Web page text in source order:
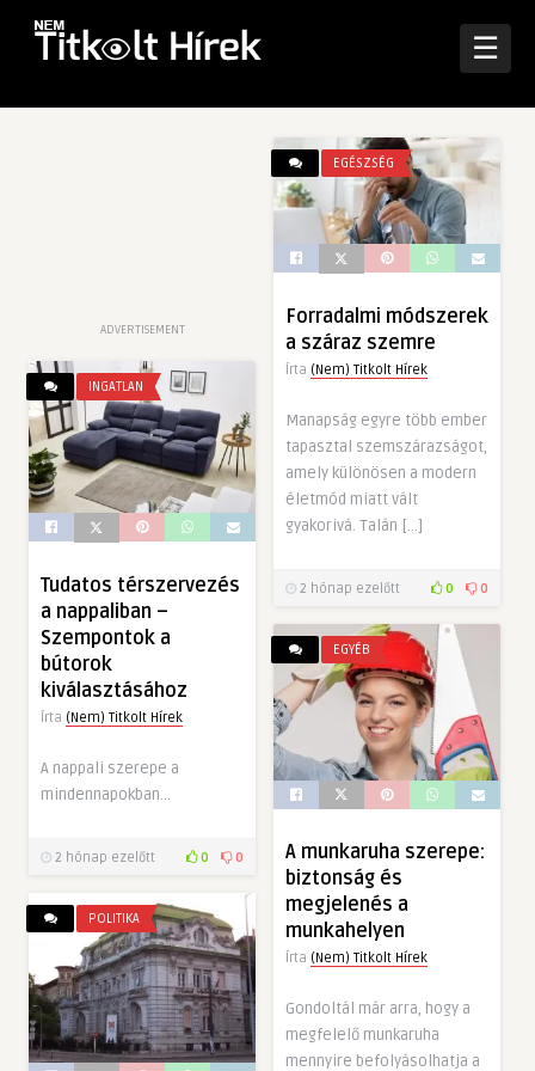
☰
ADVERTISEMENT
EGÉSZSÉG
Forradalmi módszerek
a száraz szemre
Írta (Nem) Titkolt Hírek
Manapság egyre több ember
tapasztal szemszárazságot,
amely különösen a modern
életmód miatt vált
gyakorivá. Talán […]
2 hónap ezelőtt 0 0
INGATLAN
Tudatos térszervezés
a nappaliban –
Szempontok a
bútorok
kiválasztásához
Írta (Nem) Titkolt Hírek
A nappali szerepe a
mindennapokban…
2 hónap ezelőtt 0 0
EGYÉB
A munkaruha szerepe:
biztonság és
megjelenés a
munkahelyen
Írta (Nem) Titkolt Hírek
Gondoltál már arra, hogy a
megfelelő munkaruha
mennyire befolyásolhatja a
POLITIKA